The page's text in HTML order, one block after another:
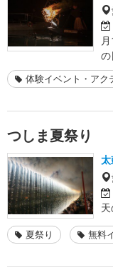
の
体験イベント・アク
つしま夏祭り
天
夏祭り 無料